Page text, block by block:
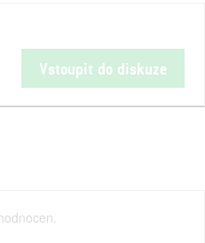
Vstoupit do diskuze